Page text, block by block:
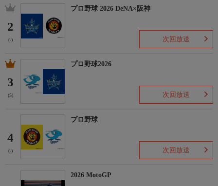
2
(-)
プロ野球 2026 DeNA×阪神
次回放送
3
(5)
プロ野球2026
次回放送
4
(-)
プロ野球
次回放送
2026 MotoGP